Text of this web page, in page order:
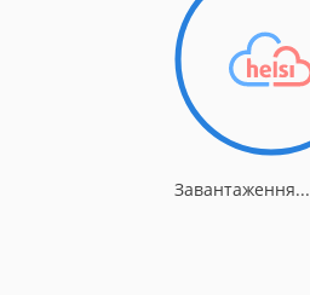
Завантаження...